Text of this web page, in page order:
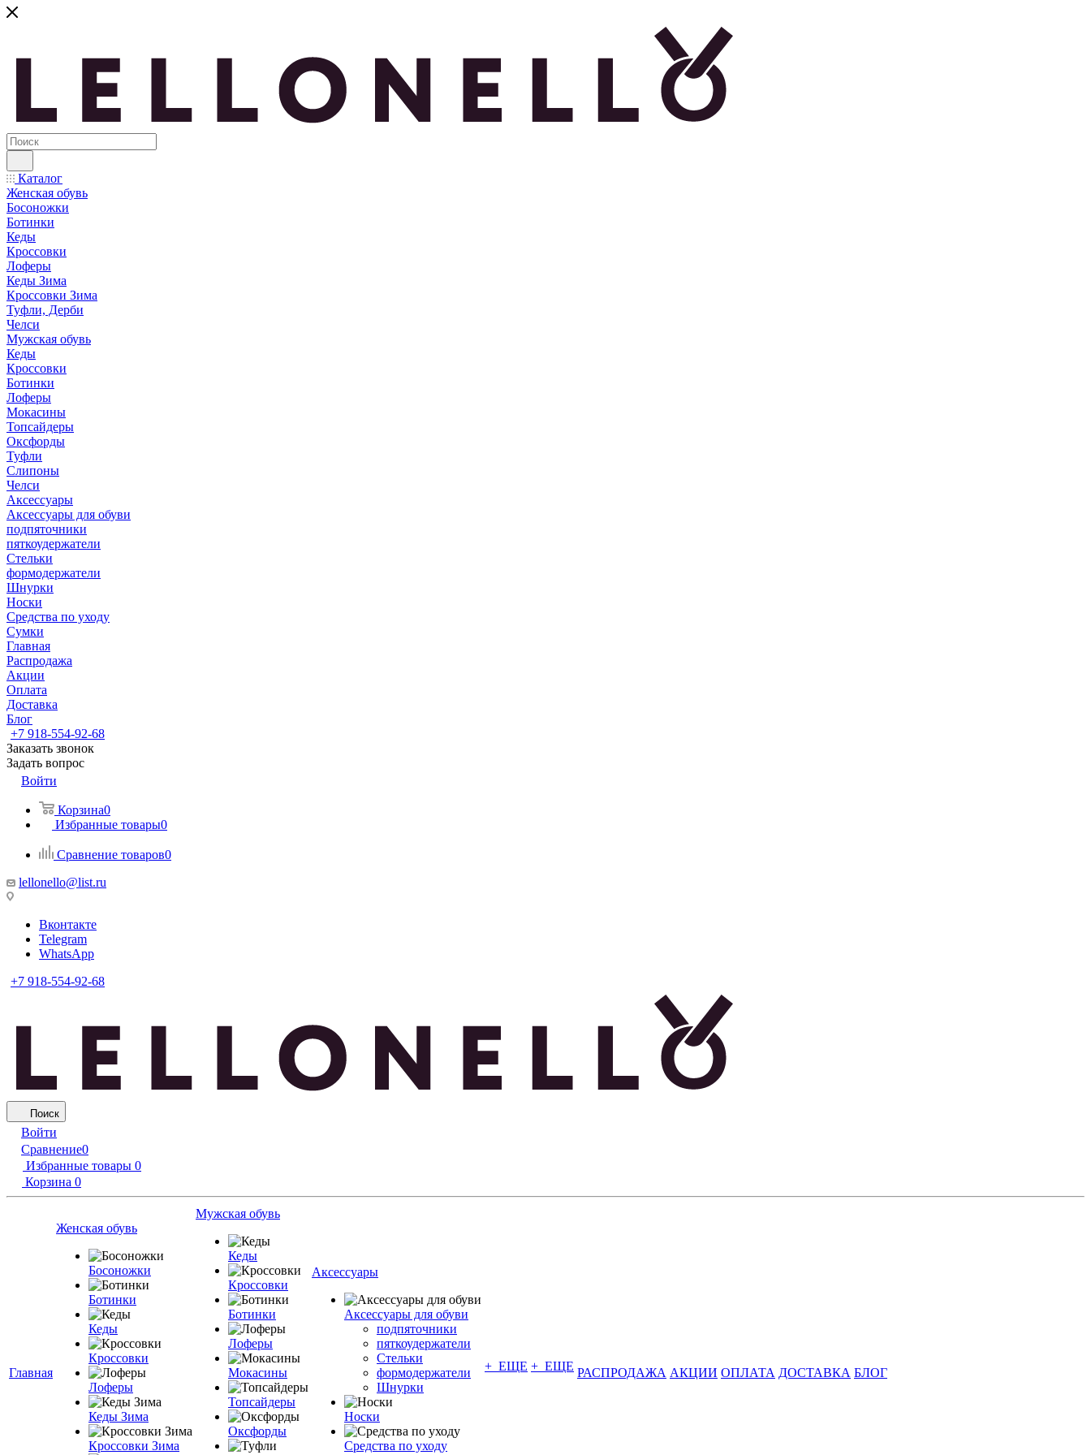
Каталог
Женская обувь
Босоножки
Ботинки
Кеды
Кроссовки
Лоферы
Кеды Зима
Кроссовки Зима
Туфли, Дерби
Челси
Мужская обувь
Кеды
Кроссовки
Ботинки
Лоферы
Мокасины
Топсайдеры
Оксфорды
Туфли
Слипоны
Челси
Аксессуары
Аксессуары для обуви
подпяточники
пяткоудержатели
Стельки
формодержатели
Шнурки
Носки
Средства по уходу
Сумки
Главная
Распродажа
Акции
Оплата
Доставка
Блог
+7 918-554-92-68
Заказать звонок
Задать вопрос
Войти
Корзина0
Избранные товары0
Сравнение товаров0
lellonello@list.ru
Вконтакте
Telegram
WhatsApp
+7 918-554-92-68
Поиск
Войти
Сравнение0
Избранные товары 0
Корзина 0
Главная
Женская обувь
Босоножки
Ботинки
Кеды
Кроссовки
Лоферы
Кеды Зима
Кроссовки Зима
Мужская обувь
Кеды
Кроссовки
Ботинки
Лоферы
Мокасины
Топсайдеры
Оксфорды
Аксессуары
Аксессуары для обуви
подпяточники
пяткоудержатели
Стельки
формодержатели
Шнурки
Носки
Средства по уходу
+ ЕЩЕ + ЕЩЕ РАСПРОДАЖА АКЦИИ ОПЛАТА ДОСТАВКА БЛОГ